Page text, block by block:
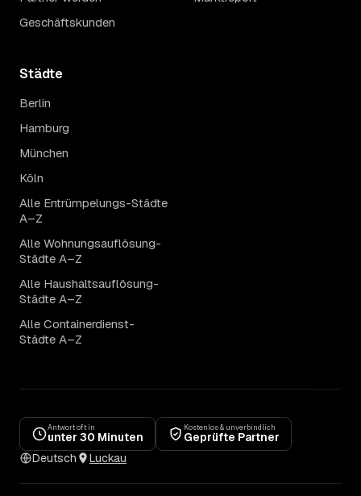
Geschäftskunden
Städte
Berlin
Hamburg
München
Köln
Alle Entrümpelungs-Städte
A–Z
Alle Wohnungsauflösung-
Städte A–Z
Alle Haushaltsauflösung-
Städte A–Z
Alle Containerdienst-
Städte A–Z
Antwort oft in
unter 30 Minuten
Kostenlos & unverbindlich
Geprüfte Partner
Deutsch
Luckau